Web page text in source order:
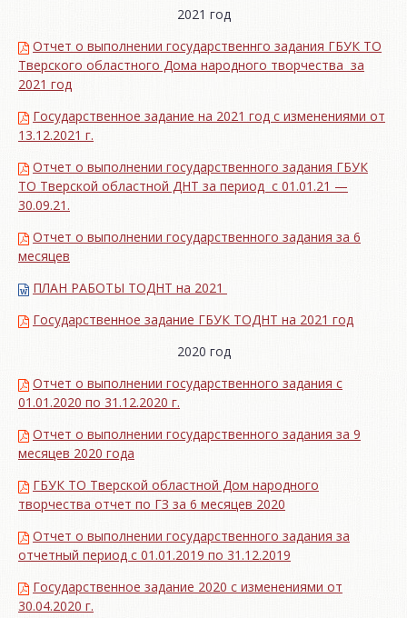
2021 год
Отчет о выполнении государственнго задания ГБУК ТО
Тверского областного Дома народного творчества за
2021 год
Государственное задание на 2021 год с изменениями от
13.12.2021 г.
Отчет о выполнении государственного задания ГБУК
ТО Тверской областной ДНТ за период с 01.01.21 —
30.09.21.
Отчет о выполнении государственного задания за 6
месяцев
ПЛАН РАБОТЫ ТОДНТ на 2021
Государственное задание ГБУК ТОДНТ на 2021 год
2020 год
Отчет о выполнении государственного задания с
01.01.2020 по 31.12.2020 г.
Отчет о выполнении государственного задания за 9
месяцев 2020 года
ГБУК ТО Тверской областной Дом народного
творчества отчет по ГЗ за 6 месяцев 2020
Отчет о выполнении государственного задания за
отчетный период с 01.01.2019 по 31.12.2019
Государственное задание 2020 с изменениями от
30.04.2020 г.